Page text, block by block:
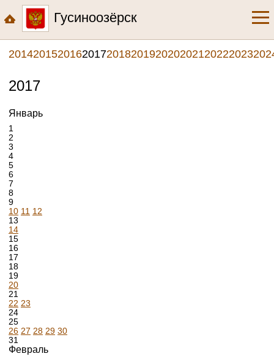
Гусиноозёрск
2014201520162017201820192020202120222023
2017
Январь
1
2
3
4
5
6
7
8
9
10 11 12
13
14
15
16
17
18
19
20
21
22 23
24
25
26 27 28 29 30
31
Февраль